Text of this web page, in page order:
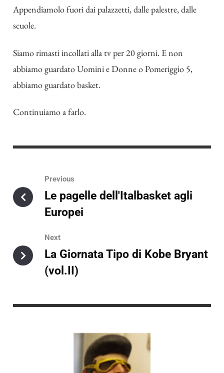
Appendiamolo fuori dai palazzetti, dalle palestre, dalle
scuole.
Siamo rimasti incollati alla tv per 20 giorni. E non
abbiamo guardato Uomini e Donne o Pomeriggio 5,
abbiamo guardato basket.
Continuiamo a farlo.
Previous
Le pagelle dell'Italbasket agli
Europei
Next
La Giornata Tipo di Kobe Bryant
(vol.II)